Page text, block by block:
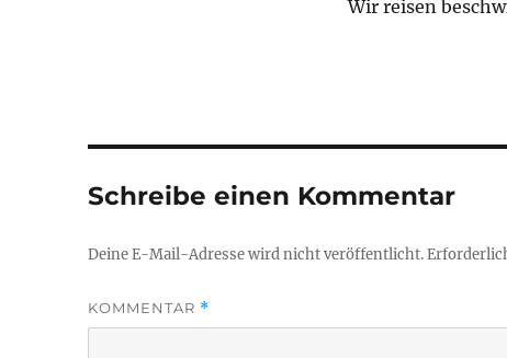
Wir reisen
Schreibe einen Kommentar
Deine E-Mail-Adresse wird nicht veröffentlicht.
KOMMENTAR *